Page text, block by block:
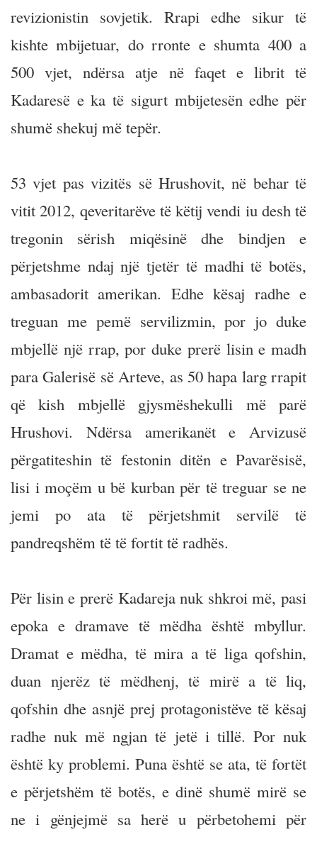
revizionistin sovjetik. Rrapi edhe sikur të
kishte mbijetuar, do rronte e shumta 400 a
500 vjet, ndërsa atje në faqet e librit të
Kadaresë e ka të sigurt mbijetesën edhe për
shumë shekuj më tepër.
53 vjet pas vizitës së Hrushovit, në behar të
vitit 2012, qeveritarëve të këtij vendi iu desh të
tregonin sërish miqësinë dhe bindjen e
përjetshme ndaj një tjetër të madhi të botës,
ambasadorit amerikan. Edhe kësaj radhe e
treguan me pemë servilizmin, por jo duke
mbjellë një rrap, por duke prerë lisin e madh
para Galerisë së Arteve, as 50 hapa larg rrapit
që kish mbjellë gjysmëshekulli më parë
Hrushovi. Ndërsa amerikanët e Arvizusë
përgatiteshin të festonin ditën e Pavarësisë,
lisi i moçëm u bë kurban për të treguar se ne
jemi po ata të përjetshmit servilë të
pandreqshëm të të fortit të radhës.
Për lisin e prerë Kadareja nuk shkroi më, pasi
epoka e dramave të mëdha është mbyllur.
Dramat e mëdha, të mira a të liga qofshin,
duan njerëz të mëdhenj, të mirë a të liq,
qofshin dhe asnjë prej protagonistëve të kësaj
radhe nuk më ngjan të jetë i tillë. Por nuk
është ky problemi. Puna është se ata, të fortët
e përjetshëm të botës, e dinë shumë mirë se
ne i gënjejmë sa herë u përbetohemi për